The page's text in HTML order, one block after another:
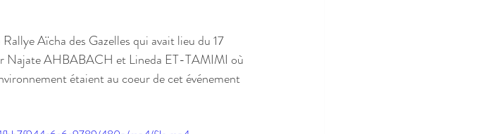
Aïcha des Gazelles qui avait lieu du 17
Najate AHBABACH et Lineda ET-TAMIMI où
étaient au coeur de cet événement